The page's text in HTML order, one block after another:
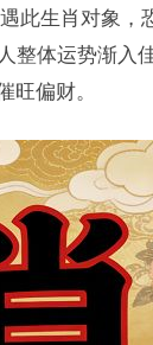
此生肖对象，
整体运势渐
旺偏财。